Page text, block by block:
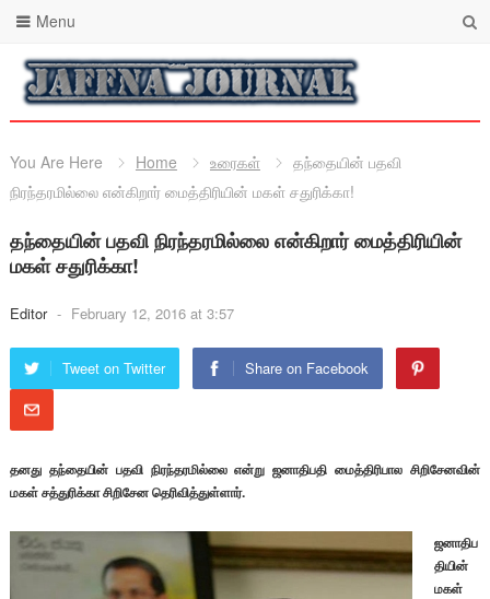
Menu
You Are Here Home உரைகள்
தந்தையின் பதவி
நிரந்தரமில்லை என்கிறார் மைத்திரியின் மகள் சதுரிக்கா!
தந்தையின் பதவி நிரந்தரமில்லை என்கிறார் மைத்திரியின்
மகள் சதுரிக்கா!
Editor - February 12, 2016 at 3:57
Tweet on Twitter Share on Facebook
தனது தந்தையின் பதவி நிரந்தரமில்லை என்று ஜனாதிபதி மைத்திரிபால சிறிசேனவின்
மகள் சத்துரிக்கா சிறிசேன தெரிவித்துள்ளார்.
ஜனாதிப
தியின்
மகள்